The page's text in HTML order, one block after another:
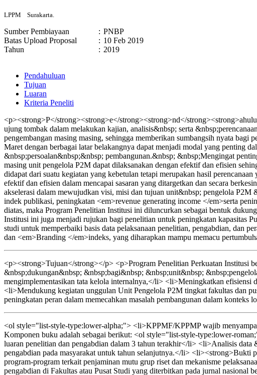
LPPM Surakarta.
Sumber Pembiayaan : PNBP
Batas Upload Proposal
: 10 Feb 2019
Tahun
: 2019
Pendahuluan
Tujuan
Luaran
Kriteria Peneliti
<p><strong>P</strong><strong>e</strong><strong>nd</
ujung tombak dalam melakukan kajian, analisis&nbsp; serta
pengembangan masing masing, sehingga memberikan sumbangsih nyata
Maret dengan berbagai latar belakangnya dapat menjadi modal yang penting
&nbsp;persoalan&nbsp;&nbsp; pembangunan.&nbsp; &nbsp;Mengingat
masing unit pengelola P2M dapat dilaksanakan dengan efektif dan efisien
didapat dari suatu kegiatan yang kebetulan tetapi merupakan hasil
efektif dan efisien dalam mencapai sasaran yang ditargetkan dan secara
akselerasi dalam mewujudkan visi, misi dan tujuan unit&nbsp; pengelola
indek publikasi, peningkatan <em>revenue generating income </em>serta
diatas, maka Program Penelitian Institusi ini diluncurkan sebagai bentuk
Institusi ini juga menjadi rujukan bagi penelitian untuk peningkatan kapasitas
studi untuk memperbaiki basis data pelaksanaan penelitian, pengabdian, dan
dan <em>Branding </em>indeks, yang diharapkan mampu memacu
<p><strong>Tujuan</strong></p> <p>Program Penelitian Perkuatan
&nbsp;dukungan&nbsp; &nbsp;bagi&nbsp; &nbsp;unit&nbsp;
mengimplementasikan tata kelola internalnya,</li> <li>Meningkatkan efisiensi
<li>Mendukung kegiatan unggulan Unit Pengelola P2M tingkat fakultas dan
peningkatan peran dalam memecahkan masalah pembangunan dalam
<ol style="list-style-type:lower-alpha;"> <li>KPPMF/KPPMP wajib
Komponen buku adalah sebagai berikut: <ol style="list-style-type:lower-
luaran penelitian dan pengabdian dalam 3 tahun terakhir</li> <li>Analisis
pengabdian pada masyarakat untuk tahun selanjutnya.</li> <li><strong>Bukti
program-program terkait penjaminan mutu grup riset dan mekanisme
pengabdian di Fakultas atau Pusat Studi yang diterbitkan pada jurnal